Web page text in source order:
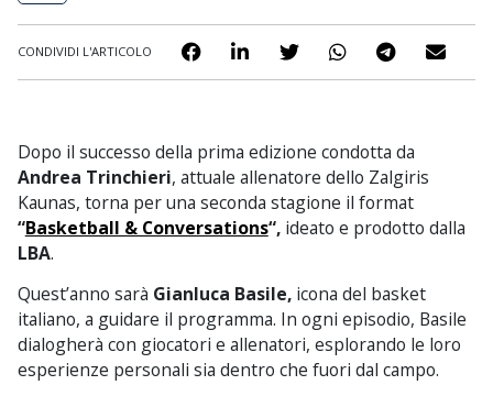
CONDIVIDI L'ARTICOLO
Dopo il successo della prima edizione condotta da
Andrea Trinchieri, attuale allenatore dello Zalgiris
Kaunas, torna per una seconda stagione il format
“Basketball & Conversations“,ideato e prodotto dalla
LBA.
Quest’anno sarà Gianluca Basile,icona del basket
italiano, a guidare il programma. In ogni episodio, Basile
dialogherà con giocatori e allenatori, esplorando le loro
esperienze personali sia dentro che fuori dal campo.